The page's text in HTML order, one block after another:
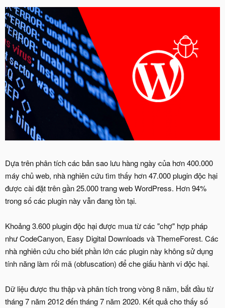
Dựa trên phân tích các bản sao lưu hàng ngày của hơn 400.000
máy chủ web, nhà nghiên cứu tìm thấy hơn 47.000 plugin độc hại
được cài đặt trên gần 25.000 trang web WordPress. Hơn 94%
trong số các plugin này vẫn đang tồn tại.
Khoảng 3.600 plugin độc hại được mua từ các "chợ" hợp pháp
như CodeCanyon, Easy Digital Downloads và ThemeForest. Các
nhà nghiên cứu cho biết phần lớn các plugin này không sử dụng
tính năng làm rối mã (obfuscation) để che giấu hành vi độc hại.
Dữ liệu được thu thập và phân tích trong vòng 8 năm, bắt đầu từ
tháng 7 năm 2012 đến tháng 7 năm 2020. Kết quả cho thấy số